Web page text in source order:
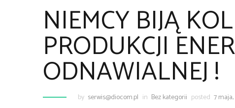
NIEMCY BIJĄ
PRODUKCJI
ODNAWIALNEJ !
by serwis@diocom.pl in Bez kategorii posted 7